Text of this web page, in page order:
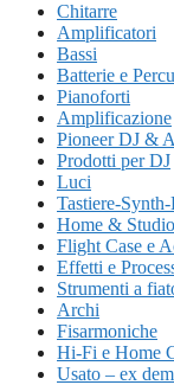
Chitarre
Amplificatori
Bassi
Batterie e
Pianoforti
Amplificazione
Pioneer DJ &
Prodotti per DJ
Luci
Tastiere-
Home &
Flight Case e
Effetti e
Strumenti a
Archi
Fisarmoniche
Hi-Fi e Home
Usato – ex